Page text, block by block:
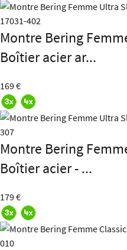
Montre Bering
Boîtier acier ar...
169 €
Montre Bering
Boîtier acier - ...
179 €